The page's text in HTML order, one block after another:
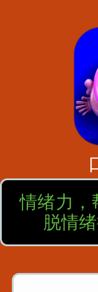
情绪力，
脱情